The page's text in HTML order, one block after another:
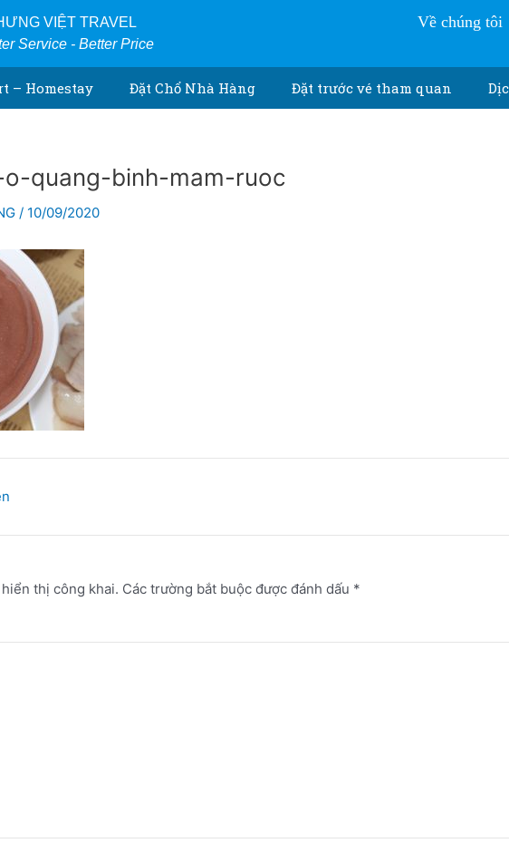
VIỆT TRAVEL
Service - Better Price
Về chúng tôi
– Homestay Đặt Chổ Nhà Hàng Đặt trước vé tham quan
quang-binh-mam-ruoc
/ 10/09/2020
thị công khai. Các trường bắt buộc được đánh dấu *